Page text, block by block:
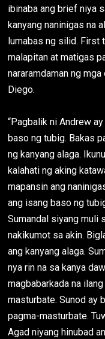
ibinaba ang brief niya
kanyang naninigas na
lumabas ng silid. First
malapitan at matigas
nararamdaman ng
Diego.
“Pagbalik ni Andrew
baso ng tubig. Bakas
ng kanyang alaga.
kalahati ng aking
mapansin ang
ang isang baso ng
Sumandal siyang muli
nakikumot sa akin.
ang kanyang alaga.
nya rin na sa kanya
magbabarkada na
masturbate. Sunod ay
pagma-masturbate.
Agad niyang hinubad